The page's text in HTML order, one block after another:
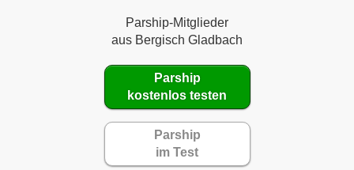
Parship-Mitglieder
aus Bergisch Gladbach
Parship
kostenlos testen
Parship
im Test